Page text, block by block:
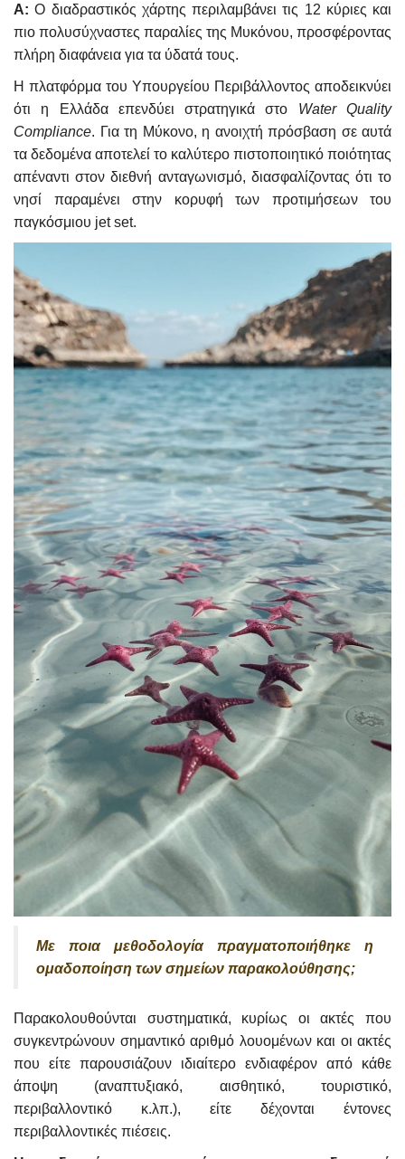
A: Ο διαδραστικός χάρτης περιλαμβάνει τις 12 κύριες και
πιο πολυσύχναστες παραλίες της Μυκόνου, προσφέροντας
πλήρη διαφάνεια για τα ύδατά τους.
Η πλατφόρμα του Υπουργείου Περιβάλλοντος αποδεικνύει
ότι η Ελλάδα επενδύει στρατηγικά στο Water Quality
Compliance. Για τη Μύκονο, η ανοιχτή πρόσβαση σε αυτά
τα δεδομένα αποτελεί το καλύτερο πιστοποιητικό ποιότητας
απέναντι στον διεθνή ανταγωνισμό, διασφαλίζοντας ότι το
νησί παραμένει στην κορυφή των προτιμήσεων του
παγκόσμιου jet set.
Με ποια μεθοδολογία πραγματοποιήθηκε η
ομαδοποίηση των σημείων παρακολούθησης;
Παρακολουθούνται συστηματικά, κυρίως οι ακτές που
συγκεντρώνουν σημαντικό αριθμό λουομένων και οι ακτές
που είτε παρουσιάζουν ιδιαίτερο ενδιαφέρον από κάθε
άποψη (αναπτυξιακό, αισθητικό, τουριστικό,
περιβαλλοντικό κ.λπ.), είτε δέχονται έντονες
περιβαλλοντικές πιέσεις.